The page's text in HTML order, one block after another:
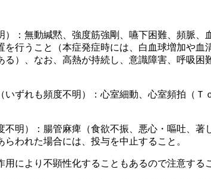
：無動緘黙、強度筋強剛、嚥下困難、頻脈
行うこと（本症発症時には、白血球増加や
）、なお、高熱が持続し、意識障害、呼吸
ずれも頻度不明）：心室細動、心室頻拍（
明）：腸管麻痺（食欲不振、悪心・嘔吐、
われた場合には、投与を中止すること。
により不顕性化することもあるので注意する